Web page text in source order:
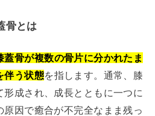
骨とは
蓋骨が複数の骨片に分かれたま
伴う状態を指します。通常、膝
成され、成長とともに一つに
因で癒合が不完全なまま残っ